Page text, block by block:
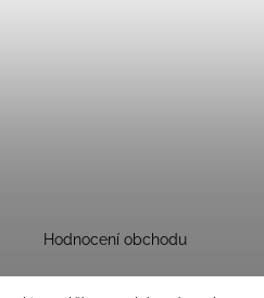
Hodnocení obchodu